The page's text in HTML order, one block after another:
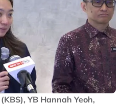
YB Hannah Yeoh,